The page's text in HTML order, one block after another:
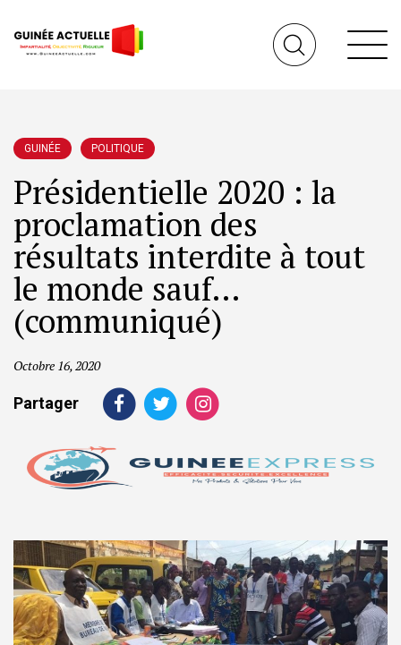
GUINÉE POLITIQUE
Présidentielle 2020 : la
proclamation des
résultats interdite à tout
le monde sauf…
(communiqué)
Octobre 16, 2020
Partager